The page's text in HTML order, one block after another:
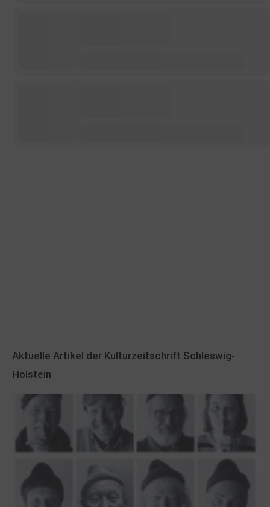
Aktuelle Artikel der Kulturzeitschrift Schleswig-
Holstein